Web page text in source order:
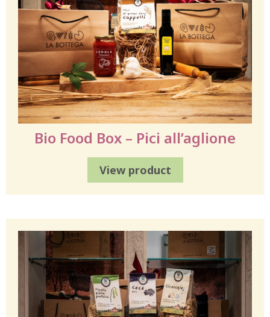
Bio Food Box – Pici all’aglione
View product